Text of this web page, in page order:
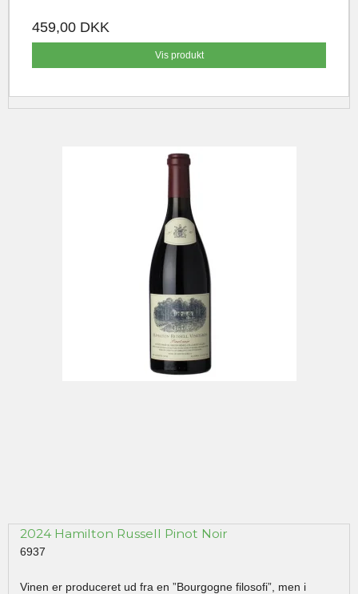
459,00 DKK
Vis produkt
2024 Hamilton Russell Pinot Noir
6937
Vinen er produceret ud fra en ”Bourgogne filosofi”, men i